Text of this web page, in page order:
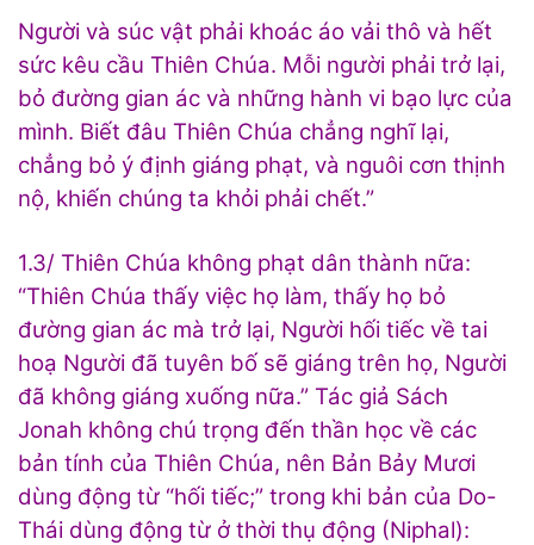
Người và súc vật phải khoác áo vải thô và hết
sức kêu cầu Thiên Chúa. Mỗi người phải trở lại,
bỏ đường gian ác và những hành vi bạo lực của
mình. Biết đâu Thiên Chúa chẳng nghĩ lại,
chẳng bỏ ý định giáng phạt, và nguôi cơn thịnh
nộ, khiến chúng ta khỏi phải chết.”
1.3/ Thiên Chúa không phạt dân thành nữa:
“Thiên Chúa thấy việc họ làm, thấy họ bỏ
đường gian ác mà trở lại, Người hối tiếc về tai
hoạ Người đã tuyên bố sẽ giáng trên họ, Người
đã không giáng xuống nữa.” Tác giả Sách
Jonah không chú trọng đến thần học về các
bản tính của Thiên Chúa, nên Bản Bảy Mươi
dùng động từ “hối tiếc;” trong khi bản của Do-
Thái dùng động từ ở thời thụ động (Niphal):